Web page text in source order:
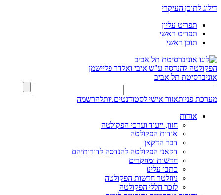
דילוג לתוכן העיקרי
תפריט עליון
תפריט ראשי
תוכן ראשי
הפקולטה להנדסה ע"ש איבי ואלדר פליישמן
אוניברסיטת תל אביב
מערכת פניותאזור אישי לסטודנטים.יותלהרשמה
אודות
חזון, ייעוד וערכי הפקולטה
אודות הפקולטה
דבר הדקאן
דקאני הפקולטה להנדסה לדורותיהם
חדשות ומחקרים
כתבו עלינו
ניוזלטר חדשות הפקולטה
לזכר חללי הפקולטה